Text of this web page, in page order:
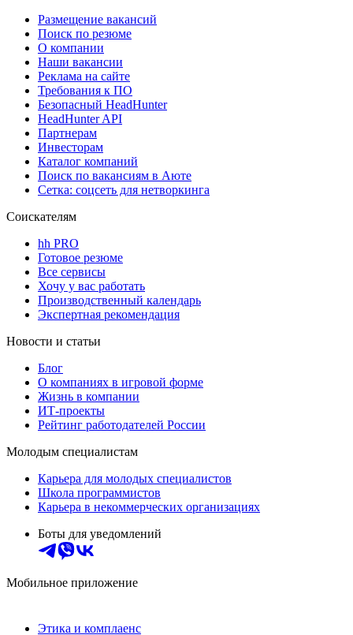
Размещение вакансий
Поиск по резюме
О компании
Наши вакансии
Реклама на сайте
Требования к ПО
Безопасный HeadHunter
HeadHunter API
Партнерам
Инвесторам
Каталог компаний
Поиск по вакансиям в Аюте
Сетка: соцсеть для нетворкинга
Соискателям
hh PRO
Готовое резюме
Все сервисы
Хочу у вас работать
Производственный календарь
Экспертная рекомендация
Новости и статьи
Блог
О компаниях в игровой форме
Жизнь в компании
ИТ-проекты
Рейтинг работодателей России
Молодым специалистам
Карьера для молодых специалистов
Школа программистов
Карьера в некоммерческих организациях
Боты для уведомлений
Мобильное приложение
Этика и комплаенс